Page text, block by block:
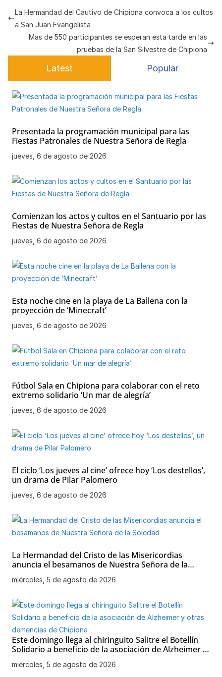
s
A
p
p
e
b
o
o
k
gr
m
s
y
h
e
m
e
p
tir
La Hermandad del Cautivo de Chipiona convoca a los cultos
a San Juan Evangelista
Mas de 550 participantes se esperan esta tarde en las
pruebas de la San Silvestre de Chipiona
Latest Popular
Presentada la programación municipal para las
Fiestas Patronales de Nuestra Señora de Regla
jueves, 6 de agosto de 2026
Comienzan los actos y cultos en el Santuario por las
Fiestas de Nuestra Señora de Regla
jueves, 6 de agosto de 2026
Esta noche cine en la playa de La Ballena con la
proyección de ‘Minecraft’
jueves, 6 de agosto de 2026
Fútbol Sala en Chipiona para colaborar con el reto
extremo solidario ‘Un mar de alegría’
jueves, 6 de agosto de 2026
El ciclo ‘Los jueves al cine’ ofrece hoy ‘Los destellos’,
un drama de Pilar Palomero
jueves, 6 de agosto de 2026
La Hermandad del Cristo de las Misericordias
anuncia el besamanos de Nuestra Señora de la
Soledad
miércoles, 5 de agosto de 2026
Este domingo llega al chiringuito Salitre el Botellín
Solidario a beneficio de la asociación de Alzheimer y
otras demencias de Chipiona
miércoles, 5 de agosto de 2026